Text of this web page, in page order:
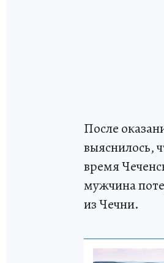
После
выяснилось,
время
мужчина
из Чечни.